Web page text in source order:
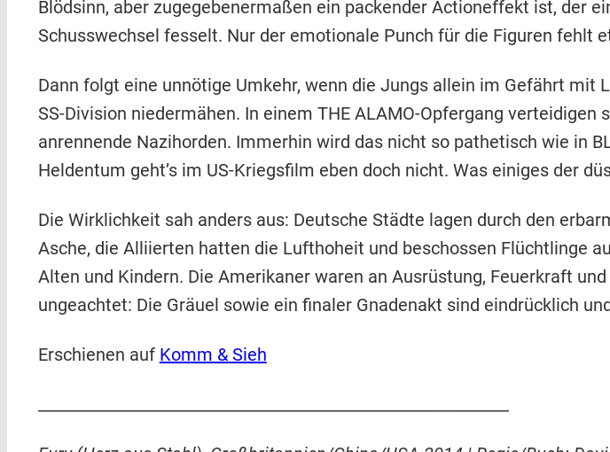
Blödsinn, aber zugegebenermaßen ein packender Actioneffekt ist, der
Schusswechsel fesselt. Nur der emotionale Punch für die Figuren fehlt
Dann folgt eine unnötige Umkehr, wenn die Jungs allein im Gefährt mit
SS-Division niedermähen. In einem THE ALAMO-Opfergang
anrennende Nazihorden. Immerhin wird das nicht so pathetisch wie in
Heldentum geht’s im US-Kriegsfilm eben doch nicht. Was einiges der
Die Wirklichkeit sah anders aus: Deutsche Städte lagen durch den
Asche, die Alliierten hatten die Lufthoheit und beschossen Flüchtlinge
Alten und Kindern. Die Amerikaner waren an Ausrüstung, Feuerkraft
ungeachtet: Die Gräuel sowie ein finaler Gnadenakt sind eindrücklich
Erschienen auf Komm & Sieh